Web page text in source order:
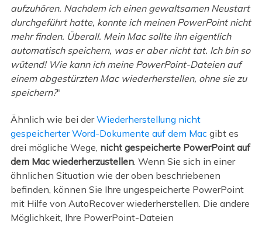
aufzuhören. Nachdem ich einen gewaltsamen Neustart
durchgeführt hatte, konnte ich meinen PowerPoint nicht
mehr finden. Überall. Mein Mac sollte ihn eigentlich
automatisch speichern, was er aber nicht tat. Ich bin so
wütend! Wie kann ich meine PowerPoint-Dateien auf
einem abgestürzten Mac wiederherstellen, ohne sie zu
speichern?"
Ähnlich wie bei derWiederherstellung nicht
gespeicherter Word-Dokumente auf dem Mac gibt es
drei mögliche Wege, nicht gespeicherte PowerPoint auf
dem Mac wiederherzustellen. Wenn Sie sich in einer
ähnlichen Situation wie der oben beschriebenen
befinden, können Sie Ihre ungespeicherte PowerPoint
mit Hilfe von AutoRecover wiederherstellen. Die andere
Möglichkeit, Ihre PowerPoint-Dateien